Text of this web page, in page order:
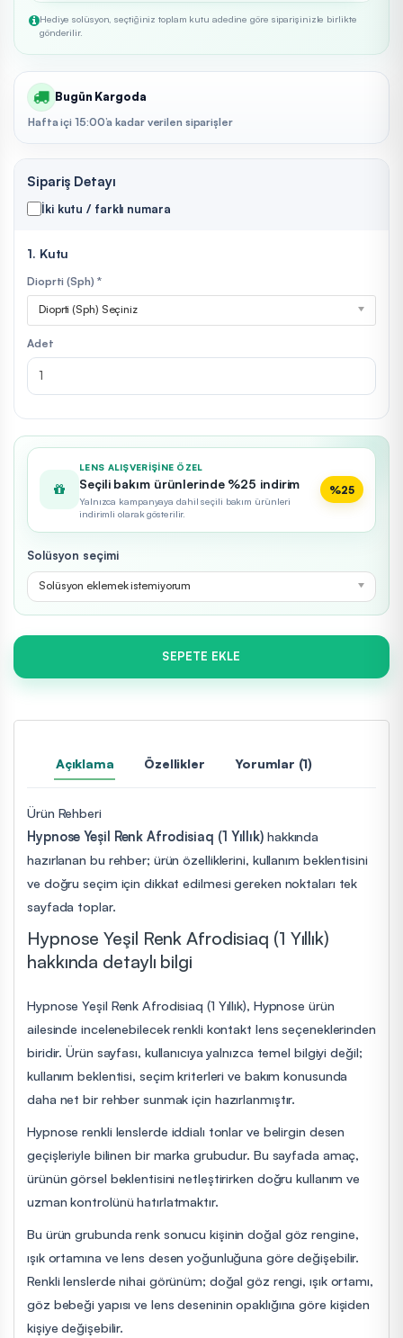
Hediye solüsyon, seçtiğiniz toplam kutu adedine göre siparişinizle birlikte
gönderilir.
Bugün Kargoda
Hafta içi 15:00’a kadar verilen siparişler
Sipariş Detayı
İki kutu / farklı numara
1. Kutu
Dioprti (Sph) *
Dioprti (Sph) Seçiniz
Adet
LENS ALIŞVERIŞINE ÖZEL
Seçili bakım ürünlerinde %25 indirim
Yalnızca kampanyaya dahil seçili bakım ürünleri
indirimli olarak gösterilir.
%25
Solüsyon seçimi
Solüsyon eklemek istemiyorum
SEPETE EKLE
Açıklama Özellikler Yorumlar (1)
Ürün Rehberi
Hypnose Yeşil Renk Afrodisiaq (1 Yıllık) hakkında
hazırlanan bu rehber; ürün özelliklerini, kullanım beklentisini
ve doğru seçim için dikkat edilmesi gereken noktaları tek
sayfada toplar.
Hypnose Yeşil Renk Afrodisiaq (1 Yıllık)
hakkında detaylı bilgi
Hypnose Yeşil Renk Afrodisiaq (1 Yıllık), Hypnose ürün
ailesinde incelenebilecek renkli kontakt lens seçeneklerinden
biridir. Ürün sayfası, kullanıcıya yalnızca temel bilgiyi değil;
kullanım beklentisi, seçim kriterleri ve bakım konusunda
daha net bir rehber sunmak için hazırlanmıştır.
Hypnose renkli lenslerde iddialı tonlar ve belirgin desen
geçişleriyle bilinen bir marka grubudur. Bu sayfada amaç,
ürünün görsel beklentisini netleştirirken doğru kullanım ve
uzman kontrolünü hatırlatmaktır.
Bu ürün grubunda renk sonucu kişinin doğal göz rengine,
ışık ortamına ve lens desen yoğunluğuna göre değişebilir.
Renkli lenslerde nihai görünüm; doğal göz rengi, ışık ortamı,
göz bebeği yapısı ve lens deseninin opaklığına göre kişiden
kişiye değişebilir.